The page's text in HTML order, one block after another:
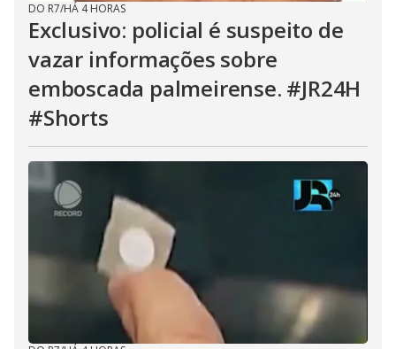
DO R7/HÁ 4 HORAS
Exclusivo: policial é suspeito de
vazar informações sobre
emboscada palmeirense. #JR24H
#Shorts